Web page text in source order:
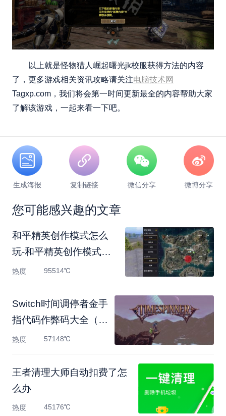
以上就是怪物猎人崛起曙光jk校服获得方法的内容
了，更多游戏相关资讯攻略请关注电脑技术网
Tagxp.com，我们将会第一时间更新最全的内容帮助大家
了解该游戏，一起来看一下吧。
生成海报 复制链接 微信分享 微博分享
您可能感兴趣的文章
和平精英创作模式怎么
玩-和平精英创作模式玩
法
热度 95514℃
Switch时间调停者金手
指代码作弊码大全（中
文版
热度 57148℃
王者清理大师自动扣费了怎
么办
热度 45176℃